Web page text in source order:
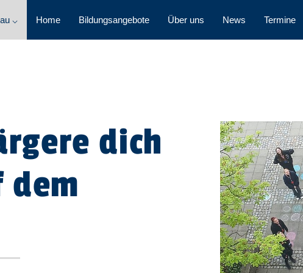
⌵ Home Bildungsangebote Über uns News Termine
dich